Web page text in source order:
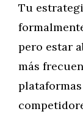
Tu
pero estar
más